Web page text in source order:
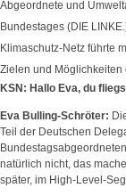
Abgeordnete und
Bundestages (DIE
Klimaschutz-Netz führte
Zielen und
KSN: Hallo Eva, du
Eva Bulling-Schröter:
Teil der Deutschen
natürlich nicht, das
später, im High-Level-